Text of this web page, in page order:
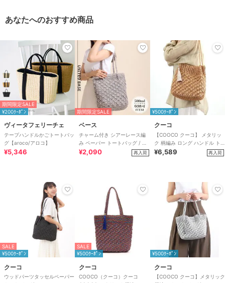
あなたへのおすすめ商品
期間限定SALE
¥200ｸｰﾎﾟﾝ
ヴィータフェリーチェ
テープハンドルかごトートバッ
グ【aroco/アロコ】
¥5,346
期間限定SALE
ベース
チャーム付き シアーレース編
み ペーパー トートバッグ / レ
ディース かごバッグ B5サイズ
¥2,090 再入荷
¥500ｸｰﾎﾟﾝ
クーコ
【COOCO クーコ】 メタリッ
ク 柄編み ロング ハンドル ト
ートバッグ かごバッグ
¥6,589 再入荷
SALE
¥500ｸｰﾎﾟﾝ
クーコ
ウッドパーツタッセルペーパー
SALE
¥500ｸｰﾎﾟﾝ
クーコ
COOCO（クーコ）クーコ
¥500ｸｰﾎﾟﾝ
クーコ
【COOCO クーコ】メタリック